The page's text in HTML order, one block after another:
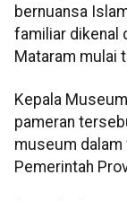
bernuansa
familiar dikenal
Mataram mulai
Kepala
pameran
museum dalam
Pemerintah